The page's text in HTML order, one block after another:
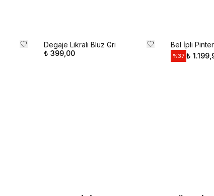
Degaje Likralı Bluz Gri
₺ 399,00
Bel İpli
%37 ₺